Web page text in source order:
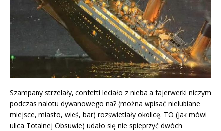
Szampany strzelały, confetti leciało z nieba a fajerwerki niczym
podczas nalotu dywanowego na? (można wpisać nielubiane
miejsce, miasto, wieś, bar) rozświetlały okolicę. TO (jak mówi
ulica Totalnej Obsuwie) udało się nie spieprzyć dwóch